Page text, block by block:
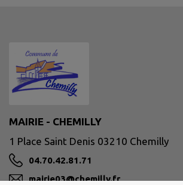
MAIRIE - CHEMILLY
1 Place Saint Denis 03210 Chemilly
04.70.42.81.71
mairie03@chemilly.fr